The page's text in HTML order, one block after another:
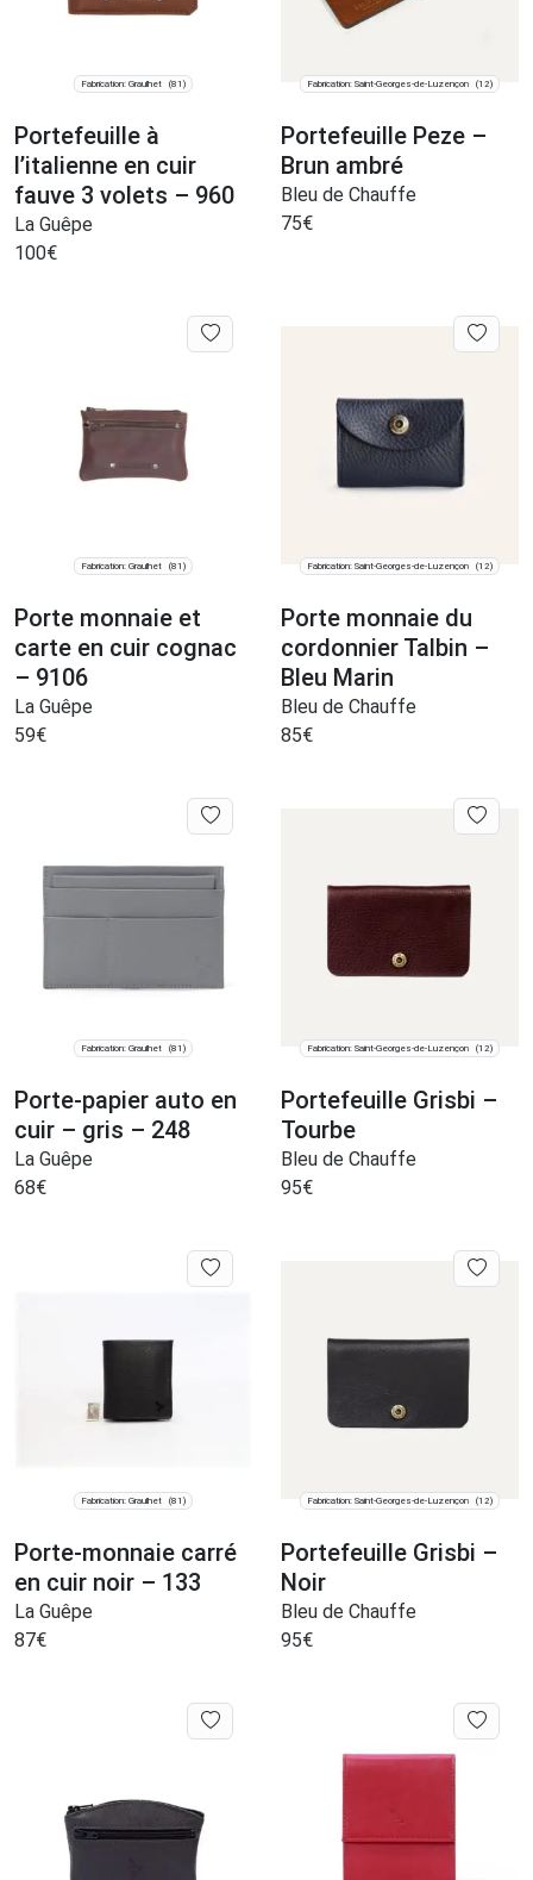
Fabrication: Graulhet (81)
Portefeuille à
l’italienne en cuir
fauve 3 volets – 960
La Guêpe
100€
Fabrication: Saint-Georges-de-Luzençon (12)
Portefeuille Peze –
Brun ambré
Bleu de Chauffe
75€
Fabrication: Graulhet (81)
Porte monnaie et
carte en cuir cognac
– 9106
La Guêpe
59€
Fabrication: Saint-Georges-de-Luzençon (12)
Porte monnaie du
cordonnier Talbin –
Bleu Marin
Bleu de Chauffe
85€
Fabrication: Graulhet (81)
Porte-papier auto en
cuir – gris – 248
La Guêpe
68€
Fabrication: Saint-Georges-de-Luzençon (12)
Portefeuille Grisbi –
Tourbe
Bleu de Chauffe
95€
Fabrication: Graulhet (81)
Porte-monnaie carré
en cuir noir – 133
La Guêpe
87€
Fabrication: Saint-Georges-de-Luzençon (12)
Portefeuille Grisbi –
Noir
Bleu de Chauffe
95€